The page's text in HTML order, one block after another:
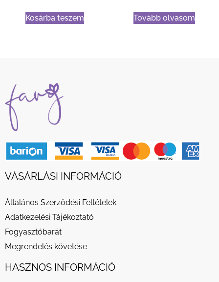
Kosárba teszem Tovább olvasom
VÁSÁRLÁSI INFORMÁCIÓ
Általános Szerződési Feltételek
Adatkezelési Tájékoztató
Fogyasztóbarát
Megrendelés követése
HASZNOS INFORMÁCIÓ